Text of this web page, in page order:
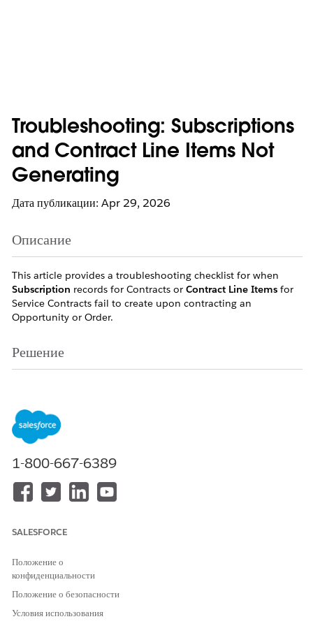
Troubleshooting: Subscriptions
and Contract Line Items Not
Generating
Дата публикации: Apr 29, 2026
Описание
This article provides a troubleshooting checklist for when
Subscription records for Contracts or Contract Line Items for
Service Contracts fail to create upon contracting an
Opportunity or Order.
Решение
contract line item:
Product Configuration:
record must have the Subscription Pricing field
(e.g., Fixed Price or Percent of Total) populated.
Quote Line Validation:
on the Quote Line, a Subscription/Contract Line
Order Product Sync (Crucial for CLI):
contracting from an Order, the
1-800-667-6389
SALESFORCE
Положение о
конфиденциальности
Положение о безопасности
Условия использования